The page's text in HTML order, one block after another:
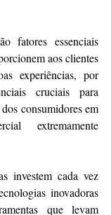
fatores essenciais
aos clientes
experiências, por
cruciais para
consumidores em
extremamente
investem cada vez
inovadoras
que levam